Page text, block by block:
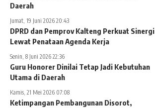
Daerah
Jumat, 19 Juni 2026 20:43
DPRD dan Pemprov Kalteng Perkuat Sinergi
Lewat Penataan Agenda Kerja
Senin, 8 Juni 2026 22:36
Guru Honorer Dinilai Tetap Jadi Kebutuhan
Utama di Daerah
Kamis, 21 Mei 2026 07:08
Ketimpangan Pembangunan Disorot,